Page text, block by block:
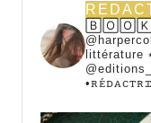
littérature